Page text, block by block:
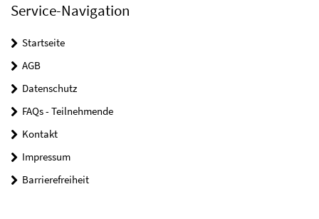
Service-Navigation
Startseite
AGB
Datenschutz
FAQs - Teilnehmende
Kontakt
Impressum
Barrierefreiheit